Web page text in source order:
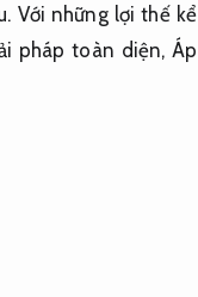
Với những lợi thế kể
pháp toàn diện, Áp